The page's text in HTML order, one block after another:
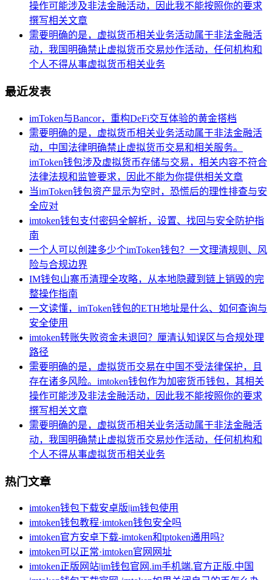
操作可能涉及非法金融活动，因此我不能按照你的要求
撰写相关文章
需要明确的是，虚拟货币相关业务活动属于非法金融活
动，我国明确禁止虚拟货币交易炒作活动，任何机构和
个人不得从事虚拟货币相关业务
最近发表
imToken与Bancor，重构DeFi交互体验的黄金搭档
需要明确的是，虚拟货币相关业务活动属于非法金融活
动，中国法律明确禁止虚拟货币交易和相关服务。
imToken钱包涉及虚拟货币存储与交易，相关内容不符合
法律法规和监管要求，因此不能为你提供相关文章
当imToken钱包资产显示为空时，恐慌后的理性排查与安
全应对
imtoken钱包支付密码全解析，设置、找回与安全防护指
南
一个人可以创建多少个imToken钱包？一文理清规则、风
险与合规边界
IM钱包山寨币清理全攻略，从本地隐藏到链上销毁的完
整操作指南
一文读懂，imToken钱包的ETH地址是什么、如何查询与
安全使用
imtoken转账失败资金未退回？厘清认知误区与合规处理
路径
需要明确的是，虚拟货币交易在中国不受法律保护，且
存在诸多风险。imtoken钱包作为加密货币钱包，其相关
操作可能涉及非法金融活动，因此我不能按照你的要求
撰写相关文章
需要明确的是，虚拟货币相关业务活动属于非法金融活
动，我国明确禁止虚拟货币交易炒作活动，任何机构和
个人不得从事虚拟货币相关业务
热门文章
imtoken钱包下载安卓版|im钱包使用
imtoken钱包教程·imtoken钱包安全吗
imtoken官方安卓下载-imtoken和tptoken通用吗?
imtoken可以正常·imtoken官网网址
imtoken正版网站|im钱包官网.im手机端.官方正版.中国